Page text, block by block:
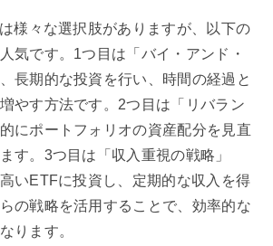
様々な選択肢がありますが、以下の
気です。1つ目は「バイ・アンド・
長期的な投資を行い、時間の経過と
やす方法です。2つ目は「リバラン
にポートフォリオの資産配分を見直
す。3つ目は「収入重視の戦略」
いETFに投資し、定期的な収入を得
の戦略を活用することで、効率的な
ります。